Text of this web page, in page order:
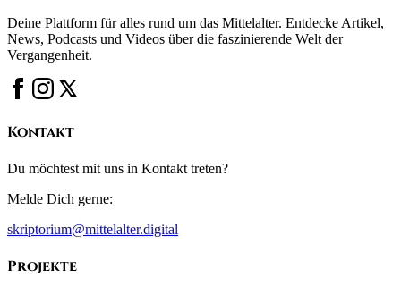
Deine Plattform für alles rund um das Mittelalter. Entdecke Artikel,
News, Podcasts und Videos über die faszinierende Welt der
Vergangenheit.
Kontakt
Du möchtest mit uns in Kontakt treten?
Melde Dich gerne:
skriptorium@mittelalter.digital
Projekte